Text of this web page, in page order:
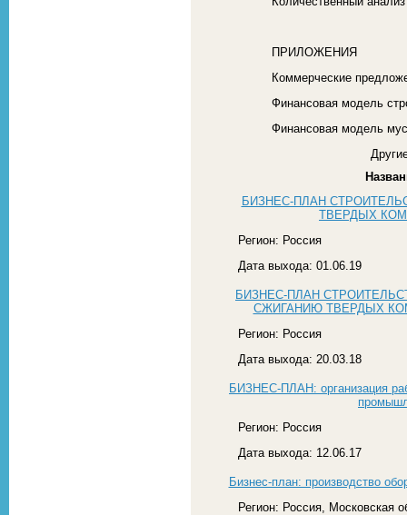
ПРИЛОЖЕНИЯ
Коммерческие
Финансовая модель
Финансовая модель
БИЗНЕС-ПЛАН
ТВЕРДЫХ
Регион: Россия
Дата выхода: 01.06.19
БИЗНЕС-ПЛАН
СЖИГАНИЮ ТВЕРДЫХ
Регион: Россия
Дата выхода: 20.03.18
БИЗНЕС-ПЛАН: организация
Регион: Россия
Дата выхода: 12.06.17
Бизнес-план: производство
Регион: Россия, Московская